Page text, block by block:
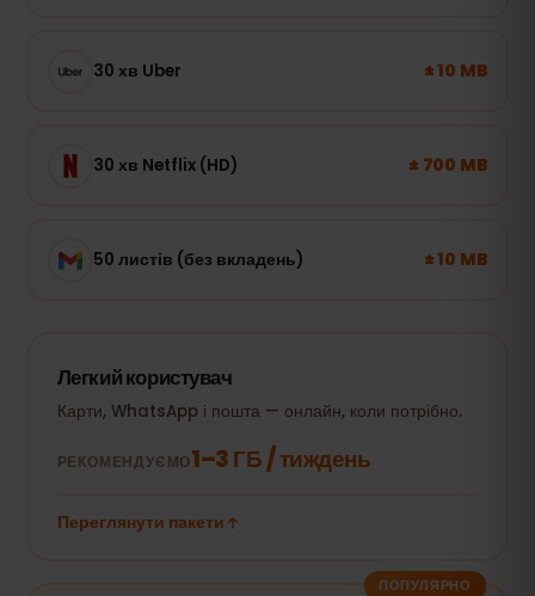
30 хв Uber ± 10 MB
30 хв Netflix (HD) ± 700 MB
50 листів (без вкладень) ± 10 MB
Легкий користувач
Карти, WhatsApp і пошта — онлайн, коли потрібно.
РЕКОМЕНДУЄМО1–3 ГБ / тиждень
Переглянути пакети
ПОПУЛЯРНО